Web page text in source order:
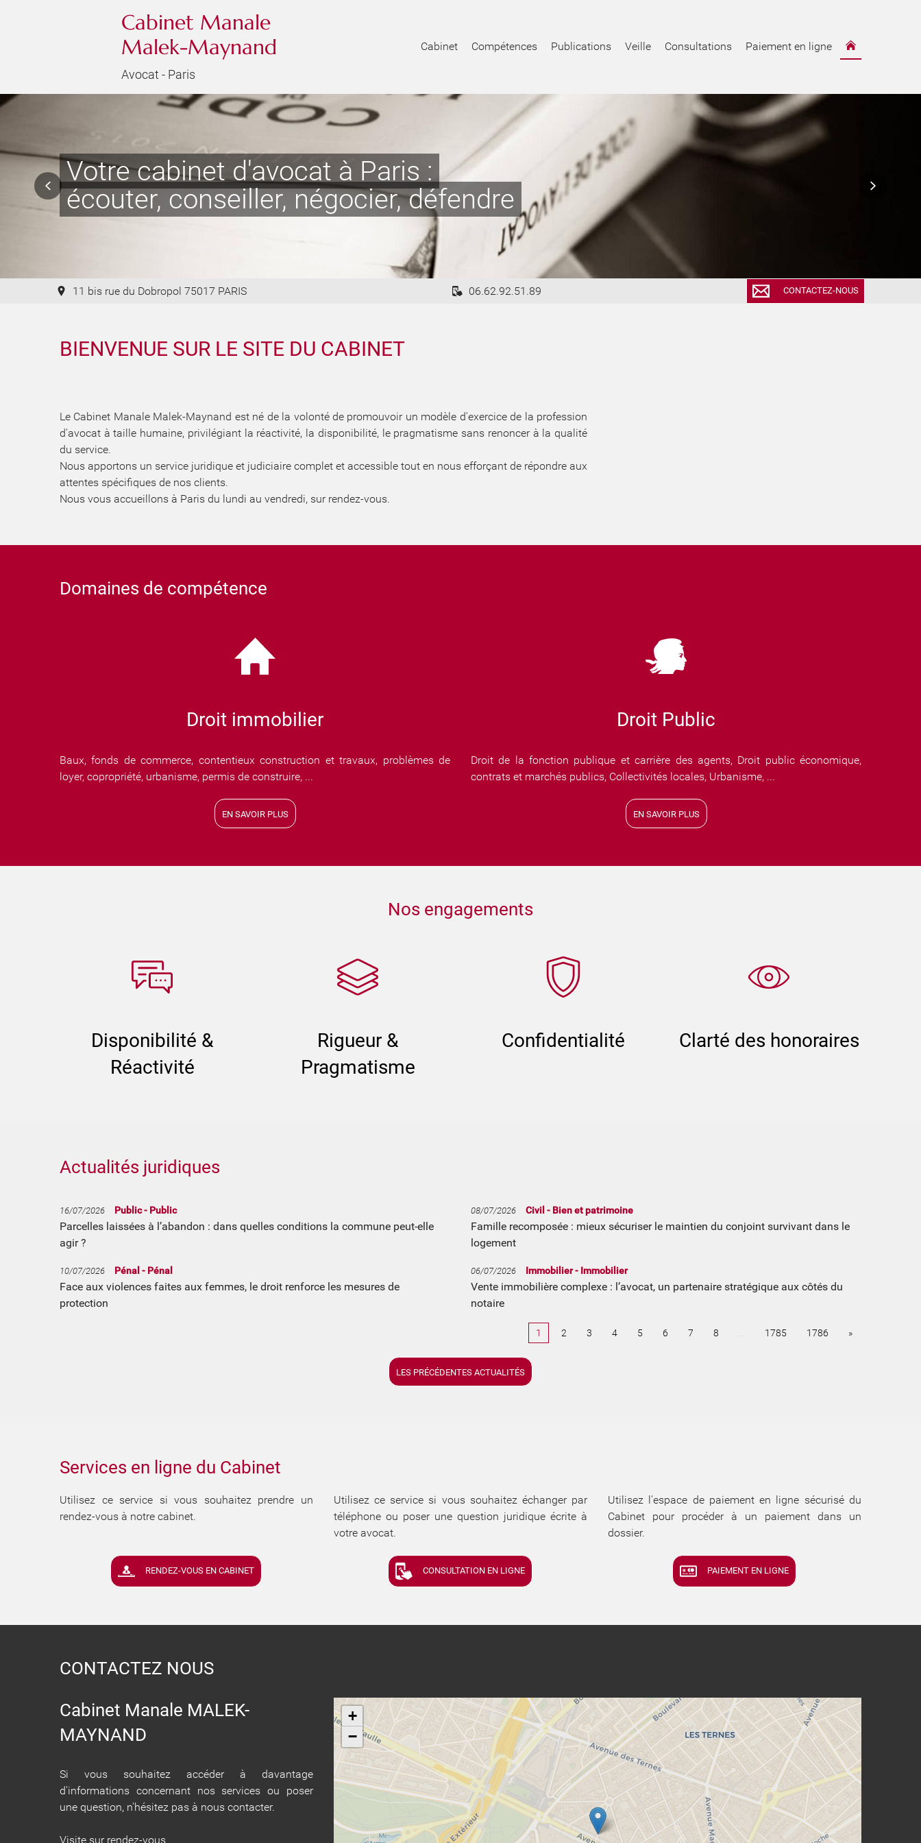
Cabinet Manale
Malek-Maynand
Avocat - Paris
Cabinet Compétences Publications Veille Consultations Paiement en ligne
Votre cabinet d'avocat à Paris :
écouter, conseiller, négocier, défendre
11 bis rue du Dobropol 75017 PARIS 06.62.92.51.89 CONTACTEZ-NOUS
BIENVENUE SUR LE SITE DU CABINET
Le Cabinet Manale Malek-Maynand est né de la volonté de promouvoir un modèle d'exercice de la profession
d'avocat à taille humaine, privilégiant la réactivité, la disponibilité, le pragmatisme sans renoncer à la qualité
du service.
Nous apportons un service juridique et judiciaire complet et accessible tout en nous efforçant de répondre aux
attentes spécifiques de nos clients.
Nous vous accueillons à Paris du lundi au vendredi, sur rendez-vous.
Domaines de compétence
Droit immobilier
Baux, fonds de commerce, contentieux construction et travaux, problèmes de
loyer, copropriété, urbanisme, permis de construire, ...
EN SAVOIR PLUS
Droit Public
Droit de la fonction publique et carrière des agents, Droit public économique,
contrats et marchés publics, Collectivités locales, Urbanisme, ...
EN SAVOIR PLUS
Nos engagements
Disponibilité &
Réactivité
Rigueur &
Pragmatisme
Confidentialité Clarté des honoraires
Actualités juridiques
16/07/2026 Public - Public
Parcelles laissées à l’abandon : dans quelles conditions la commune peut-elle
agir ?
10/07/2026 Pénal - Pénal
Face aux violences faites aux femmes, le droit renforce les mesures de
protection
08/07/2026 Civil - Bien et patrimoine
Famille recomposée : mieux sécuriser le maintien du conjoint survivant dans le
logement
06/07/2026 Immobilier - Immobilier
Vente immobilière complexe : l’avocat, un partenaire stratégique aux côtés du
notaire
1 2 3 4 5 6 7 8 1785 1786 »
LES PRÉCÉDENTES ACTUALITÉS
Services en ligne du Cabinet
Utilisez ce service si vous souhaitez prendre un
rendez-vous à notre cabinet.
RENDEZ-VOUS EN CABINET
Utilisez ce service si vous souhaitez échanger par
téléphone ou poser une question juridique écrite à
votre avocat.
CONSULTATION EN LIGNE
Utilisez l'espace de paiement en ligne sécurisé du
Cabinet pour procéder à un paiement dans un
dossier.
PAIEMENT EN LIGNE
CONTACTEZ NOUS
Cabinet Manale MALEK-
MAYNAND
Si vous souhaitez accéder à davantage
d'informations concernant nos services ou poser
une question, n'hésitez pas à nous contacter.
Visite sur rendez-vous
+
−